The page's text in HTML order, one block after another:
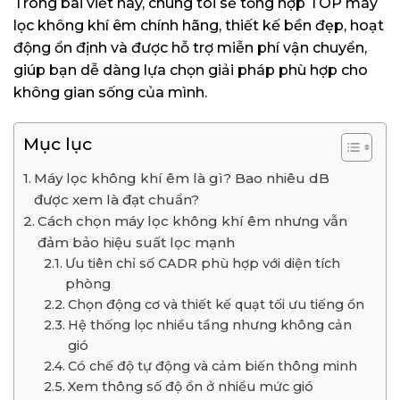
lọc không khí êm chính hãng, thiết kế bền đẹp, hoạt
động ổn định và được hỗ trợ miễn phí vận chuyển,
giúp bạn dễ dàng lựa chọn giải pháp phù hợp cho
không gian sống của mình.
Mục lục
Máy lọc không khí êm là gì? Bao nhiêu dB
được xem là đạt chuẩn?
Cách chọn máy lọc không khí êm nhưng vẫn
đảm bảo hiệu suất lọc mạnh
Ưu tiên chỉ số CADR phù hợp với diện tích
phòng
Chọn động cơ và thiết kế quạt tối ưu tiếng ồn
Hệ thống lọc nhiều tầng nhưng không cản
gió
Có chế độ tự động và cảm biến thông minh
Xem thông số độ ồn ở nhiều mức gió